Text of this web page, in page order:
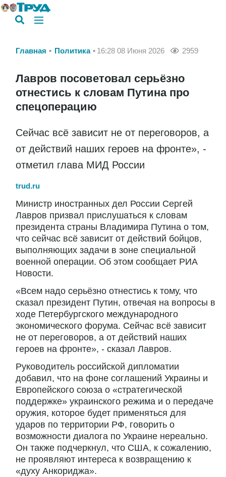
Главная Политика 16:28 08 Июня 2026 2959
Лавров посоветовал серьёзно
отнестись к словам Путина про
спецоперацию
Сейчас всё зависит не от переговоров, а
от действий наших героев на фронте», -
отметил глава МИД России
trud.ru
Министр иностранных дел России Сергей
Лавров призвал прислушаться к словам
президента страны Владимира Путина о том,
что сейчас всё зависит от действий бойцов,
выполняющих задачи в зоне специальной
военной операции. Об этом сообщает РИА
Новости.
«Всем надо серьёзно отнестись к тому, что
сказал президент Путин, отвечая на вопросы в
ходе Петербургского международного
экономического форума. Сейчас всё зависит
не от переговоров, а от действий наших
героев на фронте», - сказал Лавров.
Руководитель российской дипломатии
добавил, что на фоне соглашений Украины и
Европейского союза о «стратегической
поддержке» украинского режима и о передаче
оружия, которое будет применяться для
ударов по территории РФ, говорить о
возможности диалога по Украине нереально.
Он также подчеркнул, что США, к сожалению,
не проявляют интереса к возвращению к
«духу Анкориджа».